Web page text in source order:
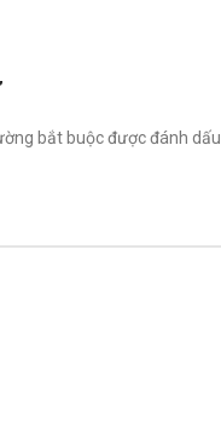
bắt buộc được đánh dấu